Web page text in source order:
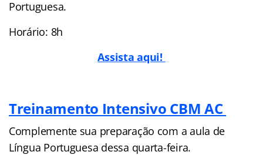
Portuguesa.
Horário: 8h
Assista aqui!
Treinamento Intensivo CBM AC
Complemente sua preparação com a aula de
Língua Portuguesa dessa quarta-feira.